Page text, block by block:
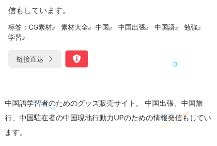
信もしています。
标签： CG素材 素材大全 中国 中国出張 中国語
勉強
学習
链接直达
中国語学習者のためのグッズ販売サイト。 中国出張、中国旅
行、中国駐在者の中国現地行動力UPのための情報発信もしてい
ます。